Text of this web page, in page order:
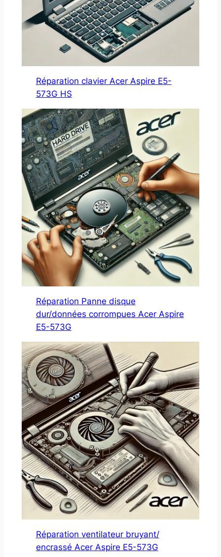
Réparation clavier Acer Aspire E5-
573G HS
Réparation Panne disque
dur/données corrompues Acer Aspire
E5-573G
Réparation ventilateur bruyant/
encrassé Acer Aspire E5-573G